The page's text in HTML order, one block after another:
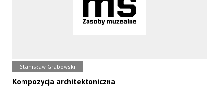
Stanisław Grabowski
Kompozycja architektoniczna